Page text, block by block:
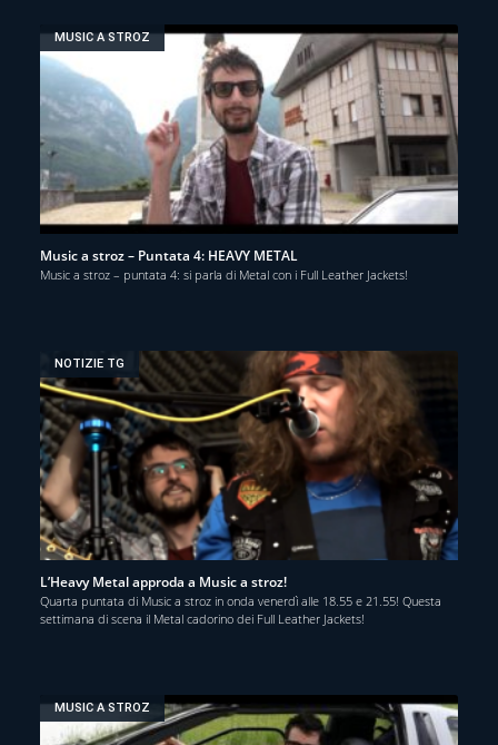
MUSIC A STROZ
Music a stroz – Puntata 4: HEAVY METAL
Music a stroz – puntata 4: si parla di Metal con i Full Leather Jackets!
NOTIZIE TG
L’Heavy Metal approda a Music a stroz!
Quarta puntata di Music a stroz in onda venerdì alle 18.55 e 21.55! Questa
settimana di scena il Metal cadorino dei Full Leather Jackets!
MUSIC A STROZ